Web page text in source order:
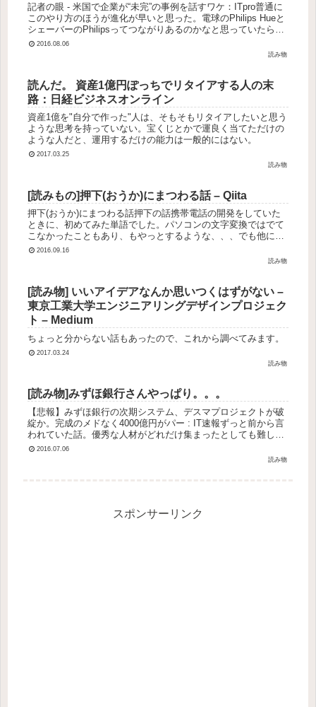
記者の眼 - 米国で企業が“未完”の事例を話すワケ：ITpro普通に
このやり方のほうが進化が早いと思った。電球のPhilips Hueと
シェーバーのPhilipsってつながりあるのかなと思っていたら、
同じ企業っぽい。
2016.08.06
読み物
読んだ。 資産1億円ぽっちでリタイアする人の末
路：日経ビジネスオンライン
資産1億を"自分で作った"人は、そもそもリタイアしたいと思う
ような思考を持っていない。宝くじとかで運良く当てただけの
ような人だと、運用するだけの能力は一般的にはない。
2017.03.25
読み物
[読みもの]押下(おうか)にまつわる話 – Qiita
押下(おうか)にまつわる話押下の話携帯電話の開発をしていた
ときに、初めてみた単語でした。パソコンの文字変換ではでて
こなかったこともあり、もやっとするような、、、でも他に表
現ないなと思って納得させていました。携帯電話のキーを押し
2016.09.16
読み物
[読み物] いいアイデアなんか思いつくはずがない –
東京工業大学エンジニアリングデザインプロジェク
ト – Medium
ちょっと分からない話もあったので、これから調べてみます。
2017.03.24
読み物
[読み物]みずほ銀行さんやっぱり。。。
【悲報】みずほ銀行の次期システム、デスマプロジェクトが破
綻か。完成のメドなく4000億円がパー : IT速報ずっと前から言
われていた話。優秀な人材がどれだけ集まったとしても難しい
（技術的により内部政治的な問題で）感じがしていましたよ
2016.07.06
読み物
スポンサーリンク